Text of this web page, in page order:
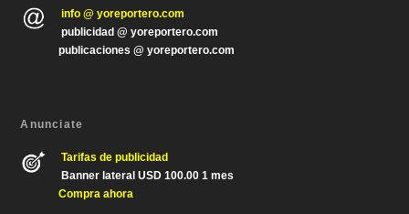
info @ yoreportero.com
publicidad @ yoreportero.com
publicaciones @ yoreportero.com
Anunciate
Tarifas de publicidad
Banner lateral USD 100.00 1 mes
Compra ahora